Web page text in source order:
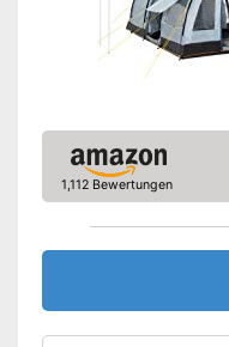
Innenzelttaschen
Moskitonetz
1,112 Bewertungen